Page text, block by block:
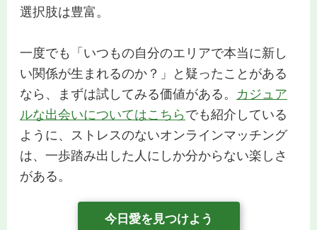
選択肢は豊富。
一度でも「いつもの自分のエリアで本当に新し
い関係が生まれるのか？」と疑ったことがある
なら、まずは試してみる価値がある。 カジュア
ルな出会いについてはこちらでも紹介している
ように、ストレスのないオンラインマッチング
は、一歩踏み出した人にしか分からない楽しさ
がある。
今日愛を見つけよう